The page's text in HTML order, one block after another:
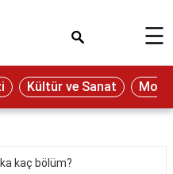
☰
Kültür ve Sanat
kaç bölüm?